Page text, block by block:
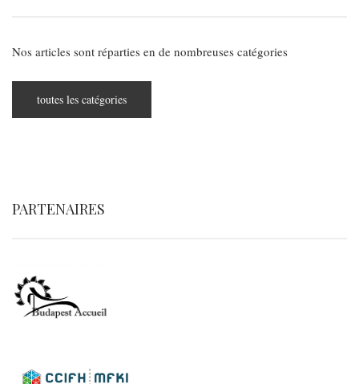
Nos articles sont réparties en de nombreuses catégories
toutes les catégories
PARTENAIRES